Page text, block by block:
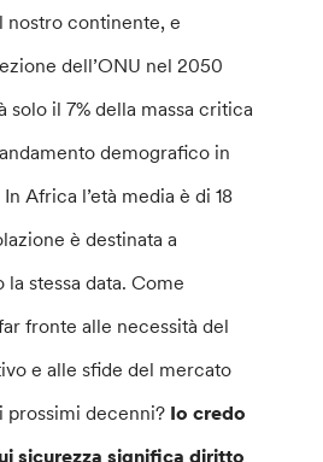
nostro continente, e
dell’ONU nel 2050
solo il 7% della massa critica
demografico in
Africa l’età media è di 18
è destinata a
stessa data. Come
fronte alle necessità del
e alle sfide del mercato
prossimi decenni? Io credo
sicurezza significa diritto